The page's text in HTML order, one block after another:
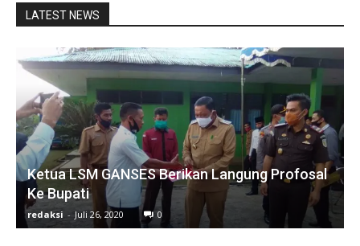
LATEST NEWS
Ketua LSM GANSES Berikan Langung Profosal
Ke Bupati
redaksi - Juli 26, 2020 0